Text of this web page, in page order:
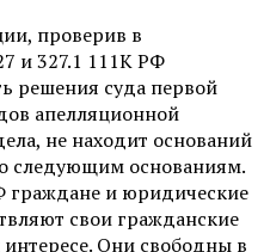
проверив в
и 327.1 111К РФ
решения суда первой
апелляционной
не находит оснований
следующим основаниям.
граждане и юридические
свои гражданские
Они свободны в